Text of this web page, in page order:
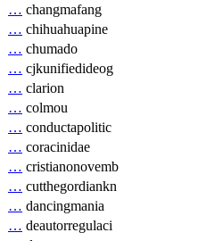
… changmafang
… chihuahuapine
… chumado
… cjkunifiedideog
… clarion
… colmou
… conductapolitic
… coracinidae
… cristianonovemb
… cutthegordiankn
… dancingmania
… deautorregulaci